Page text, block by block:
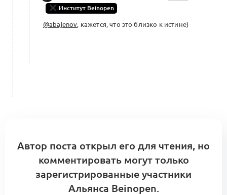
Институт Beinopen
@abajenov, кажется, что это близко к истине)
Автор поста открыл его для чтения, но
комментировать могут только
зарегистрированные участники
Альянса Beinopen.